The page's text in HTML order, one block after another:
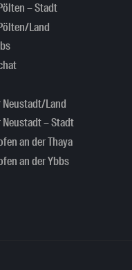
– Stadt
Land
Neustadt/Land
Neustadt – Stadt
an der Thaya
an der Ybbs